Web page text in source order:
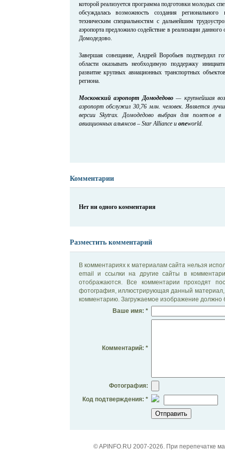
которой реализуется программа подготовки молодых
обсуждалась возможность создания
техническим специальностям с дальнейшим
аэропорта предложило содействие в реализации данного
Домодедово.
Завершая совещание, Андрей Воробьев подтвердил
области оказывать необходимую поддержку
развитие крупных авиационных транспортных
региона.
Московский аэропорт Домодедово— крупнейшая
аэропорт обслужил 30,76 млн. человек. Является
версии Skytrax. Домодедово выбран для полетов
авиационных альянсов – Star Alliance иoneworld.
Комментарии
Нет ни одного комментария
Разместить комментарий
В комментариях к материалам сайта нельзя
email и ссылки на другие сайты в
отображаются. Все комментарии проходят
фотография, иллюстрирующая данный материал,
комментарию. Загружаемое изображение должно
Ваше имя: *
Комментарий: *
Фотография:
Код подтверждения: *
© APINFO.RU 2007-2026. При перепечатке